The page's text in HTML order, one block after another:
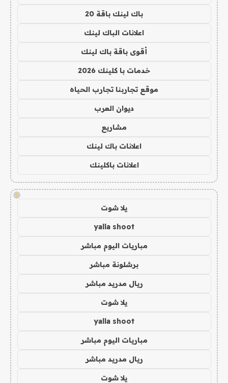
باك لينك باقة 20
اعلانات الباك لينك
أقوى باقة باك لينك
خدمات با كلينك 2026
موقع تجاربنا تجارب الحياه
ديوان العرب
مشاريع
اعلانات باك لينك
اعلانات باكلينك
!
يلا شوت
yalla shoot
مباريات اليوم مباشر
برشلونة مباشر
ريال مدريد مباشر
يلا شوت
yalla shoot
مباريات اليوم مباشر
ريال مدريد مباشر
يلا شوت